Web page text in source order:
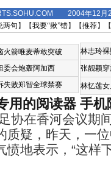
2004年12月
两句 】【我要“揪”错】【推荐】
火箭唯麦蒂敢突破
委会炮轰阿加西
失败郑智全球禁赛
林志玲
张靓颖
林忆莲
用的阅读器 手机
在香河会议期
质疑，昨天，一
愤地表示，“这样